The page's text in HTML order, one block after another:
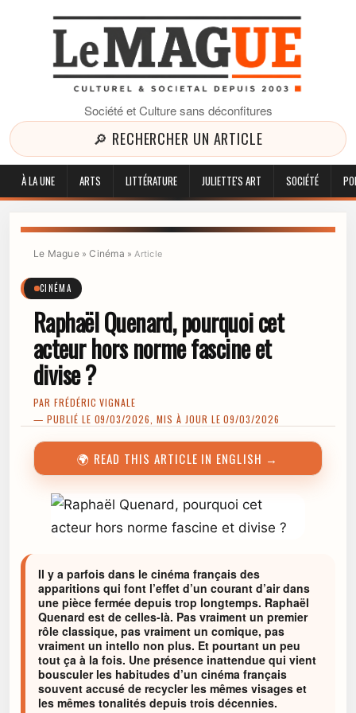
Société et Culture sans déconfitures
🔎 RECHERCHER UN ARTICLE
À LA UNE ARTS LITTÉRATURE JULIETTE'S ART SOCIÉTÉ
Le Mague»Cinéma »Article
CINÉMA
Raphaël Quenard, pourquoi cet
acteur hors norme fascine et
divise ?
PAR FRÉDÉRIC VIGNALE
— PUBLIÉ LE 09/03/2026, MIS À JOUR LE 09/03/2026
🌍 READ THIS ARTICLE IN ENGLISH →
Il y a parfois dans le cinéma français des
apparitions qui font l’effet d’un courant d’air dans
une pièce fermée depuis trop longtemps. Raphaël
Quenard est de celles-là. Pas vraiment un premier
rôle classique, pas vraiment un comique, pas
vraiment un intello non plus. Et pourtant un peu
tout ça à la fois. Une présence inattendue qui vient
bousculer les habitudes d’un cinéma français
souvent accusé de recycler les mêmes visages et
les mêmes tonalités depuis trois décennies.